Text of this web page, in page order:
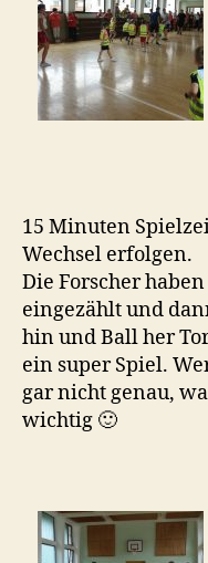
15 Minuten
Wechsel erfolgen.
Die Forscher
eingezählt und
hin und Ball her
ein super Spiel.
gar nicht genau,
wichtig 🙂